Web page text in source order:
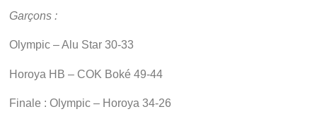
Garçons :
Olympic – Alu Star 30-33
Horoya HB – COK Boké 49-44
Finale : Olympic – Horoya 34-26